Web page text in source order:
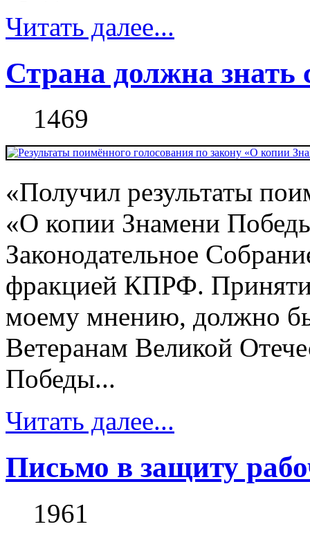
Читать далее...
Страна должна знать
1469
«Получил результаты
«О копии Знамени
Законодательное
фракцией КПРФ.
моему мнению, должно
Ветеранам Великой
Победы...
Читать далее...
Письмо в защиту
1961